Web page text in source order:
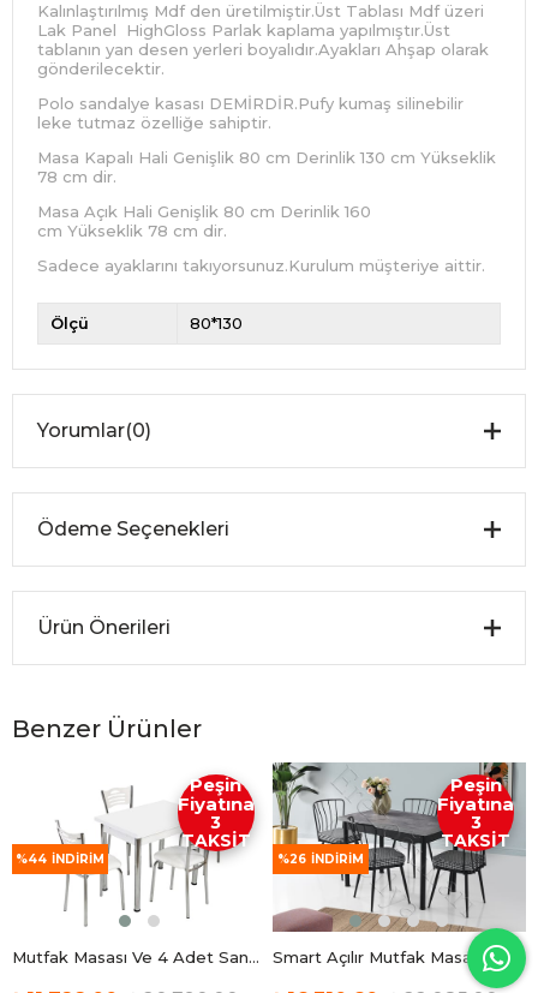
Kalınlaştırılmış Mdf den üretilmiştir.Üst Tablası Mdf üzeri
Lak Panel HighGloss Parlak kaplama yapılmıştır.Üst
tablanın yan desen yerleri boyalıdır.Ayakları Ahşap olarak
gönderilecektir.
Polo sandalye kasası DEMİRDİR.Pufy kumaş silinebilir
leke tutmaz özelliğe sahiptir.
Masa Kapalı Hali Genişlik 80 cm Derinlik 130 cm Yükseklik
78 cm dir.
Masa Açık Hali Genişlik 80 cm Derinlik 160
cm Yükseklik 78 cm dir.
Sadece ayaklarını takıyorsunuz.Kurulum müşteriye aittir.
Ölçü 80*130
Yorumlar(0)
Ödeme Seçenekleri
Ürün Önerileri
Benzer Ürünler
Mutfak Masası Ve 4 Adet Sandalye Takımı Özel Ölçü 60X90 Açılır
%44 İNDIRIM
Peşin
Fiyatına
3
TAKSİT
%26 İNDIRIM
Peşin
Fiyatına
3
TAKSİT